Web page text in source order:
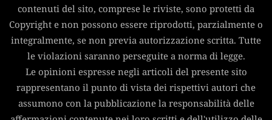
contenuti del sito, comprese le riviste, sono protetti da
Copyright e non possono essere riprodotti, parzialmente o
integralmente, se non previa autorizzazione scritta. Tutte
le violazioni saranno perseguite a norma di legge.
Le opinioni espresse negli articoli del presente sito
rappresentano il punto di vista dei rispettivi autori che
assumono con la pubblicazione la responsabilità delle